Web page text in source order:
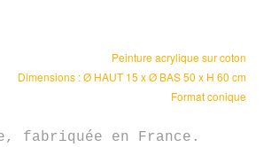
Peinture acrylique sur coton
Dimensions : Ø HAUT 15 x Ø BAS 50 x H 60 cm
Format conique
fabriquée en France.